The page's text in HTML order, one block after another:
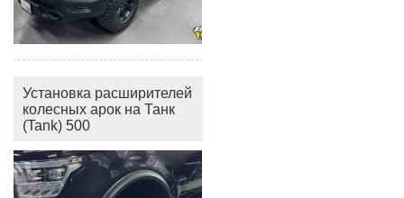
Установка расширителей
колесных арок на Танк
(Tank) 500